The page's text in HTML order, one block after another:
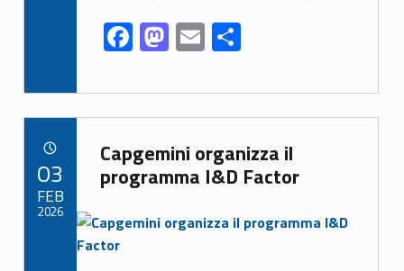
F
ac
e
b
o
o
k
M
as
to
d
o
n
E
m
ai
l
S
ar
e
Link identifier archive #link-archive-13320
Capgemini organizza il
programma I&D Factor
Link identifier archive #link-archive-thumb-soap-14467
03
FEB
2026